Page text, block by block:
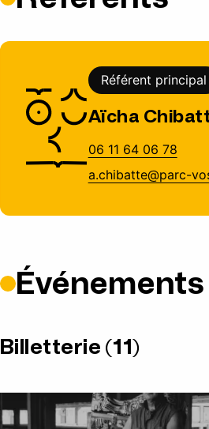
Référent principal
Aïcha
06 11 64 06 78
a.chibatte@parc-
Billetterie (11)